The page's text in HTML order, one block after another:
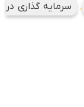
, سرمایه گذاری در